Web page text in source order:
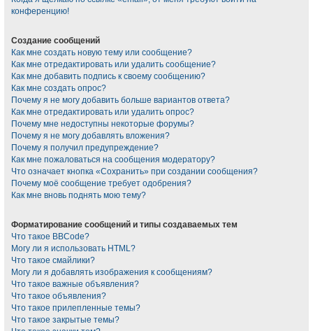
конференцию!
Создание сообщений
Как мне создать новую тему или сообщение?
Как мне отредактировать или удалить сообщение?
Как мне добавить подпись к своему сообщению?
Как мне создать опрос?
Почему я не могу добавить больше вариантов ответа?
Как мне отредактировать или удалить опрос?
Почему мне недоступны некоторые форумы?
Почему я не могу добавлять вложения?
Почему я получил предупреждение?
Как мне пожаловаться на сообщения модератору?
Что означает кнопка «Сохранить» при создании сообщения?
Почему моё сообщение требует одобрения?
Как мне вновь поднять мою тему?
Форматирование сообщений и типы создаваемых тем
Что такое BBCode?
Могу ли я использовать HTML?
Что такое смайлики?
Могу ли я добавлять изображения к сообщениям?
Что такое важные объявления?
Что такое объявления?
Что такое прилепленные темы?
Что такое закрытые темы?